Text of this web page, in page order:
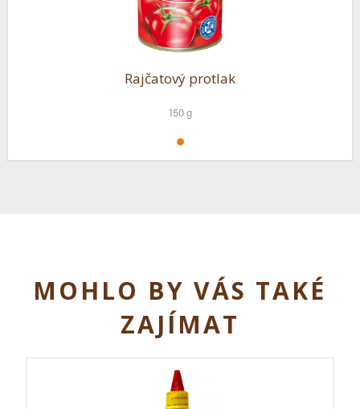
Rajčatový protlak
150 g
MOHLO BY VÁS TAKÉ
ZAJÍMAT